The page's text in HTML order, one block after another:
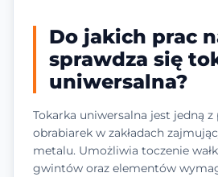
Do jakich prac
sprawdza się
uniwersalna?
Tokarka uniwersalna jest jedną
obrabiarek w zakładach
metalu. Umożliwia toczenie
gwintów oraz elementów